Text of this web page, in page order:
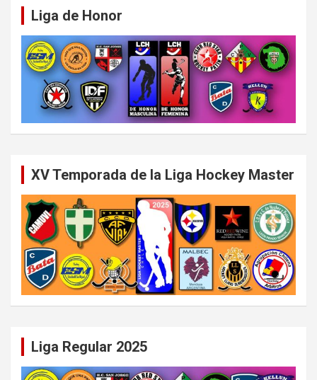
Liga de Honor
XV Temporada de la Liga Hockey Master
Liga Regular 2025